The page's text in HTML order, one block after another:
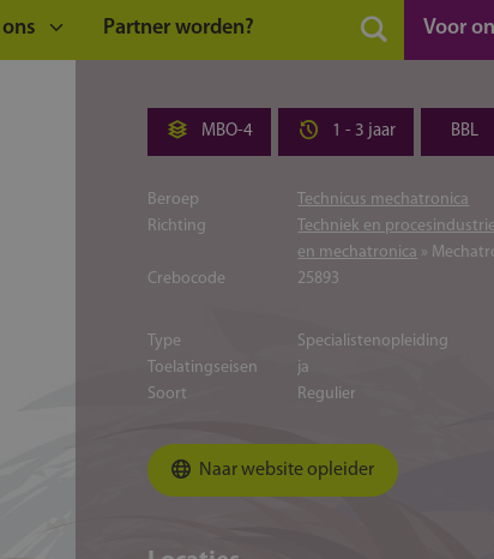
Voor
Partner worden?
MBO-4 1 - 3 jaar BBL
Beroep
Technicus mechatronica
Richting
Techniek en procesindustrie
en mechatronica »
Crebocode
25893
Type
Specialistenopleiding
Toelatingseisen
ja
Soort
Regulier
Naar website opleider